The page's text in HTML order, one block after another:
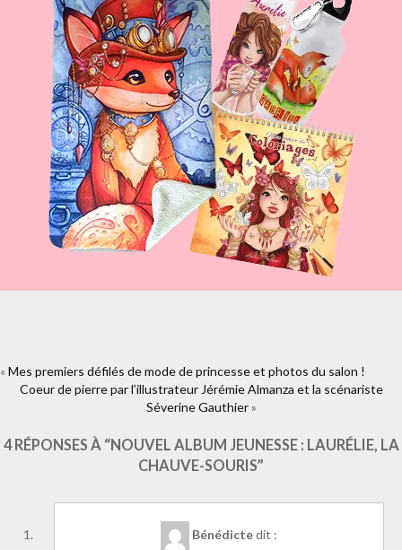
https://www.facebook.com/plugins/like.php?
href=https%3A%2F%2Fwww.laure-
illustrations.com%2F2013%2F04%2Fnouvel-album-jeunesse-laurelie-la-
«Mes premiers défilés de mode de princesse et photos du salon !
Coeur de pierre par l’illustrateur Jérémie Almanza et la scénariste
Séverine Gauthier»
4 RÉPONSES À “NOUVEL ALBUM JEUNESSE : LAURÉLIE, LA
CHAUVE-SOURIS”
Bénédictedit :